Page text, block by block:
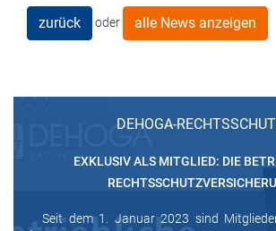
zurück oder alle News anzeigen
DEHOGA-
EXKLUSIV ALS MITGLIED: DIE
Seit dem 1. Januar 2023 sind